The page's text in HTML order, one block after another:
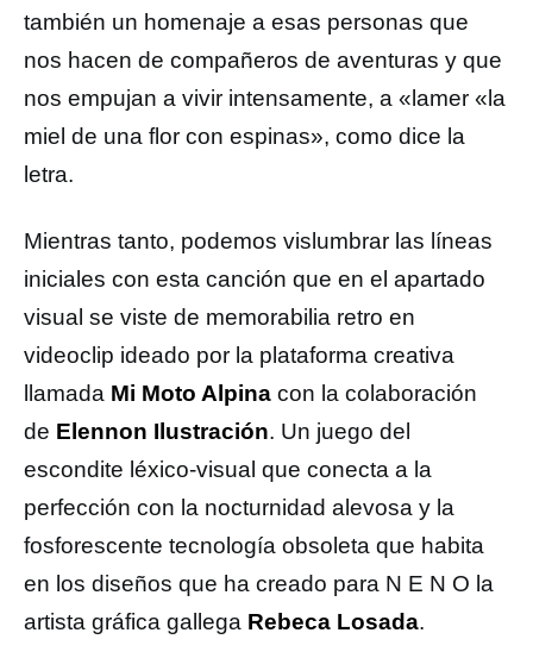
también un homenaje a esas personas que
nos hacen de compañeros de aventuras y que
nos empujan a vivir intensamente, a «lamer «la
miel de una flor con espinas», como dice la
letra.
Mientras tanto, podemos vislumbrar las líneas
iniciales con esta canción que en el apartado
visual se viste de memorabilia retro en
videoclip ideado por la plataforma creativa
llamada Mi Moto Alpina con la colaboración
de Elennon Ilustración. Un juego del
escondite léxico-visual que conecta a la
perfección con la nocturnidad alevosa y la
fosforescente tecnología obsoleta que habita
en los diseños que ha creado para N E N O la
artista gráfica gallega Rebeca Losada.